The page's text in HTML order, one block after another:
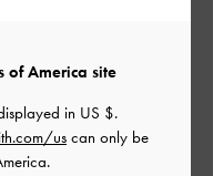
ラー: ブラウン系
of America site
in US $.
uscan only be